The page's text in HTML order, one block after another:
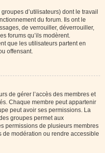
d’utilisateurs) dont le travail
du forum. Ils ont le
de verrouiller, déverrouiller,
forums qu’ils modèrent.
que les utilisateurs partent en
offensant.
de gérer l’accès des membres et
Chaque membre peut appartenir
peut avoir ses permissions. La
groupes permet aux
permissions de plusieurs membres
de modération ou rendre accessible